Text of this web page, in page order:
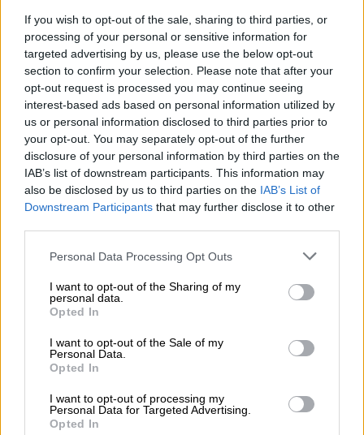
If you wish to opt-out of the sale, sharing to third parties, or
processing of your personal or sensitive information for
targeted advertising by us, please use the below opt-out
section to confirm your selection. Please note that after your
opt-out request is processed you may continue seeing
interest-based ads based on personal information utilized by
us or personal information disclosed to third parties prior to
your opt-out. You may separately opt-out of the further
disclosure of your personal information by third parties on the
IAB’s list of downstream participants. This information may
also be disclosed by us to third parties on the IAB’s List of
Downstream Participants that may further disclose it to other
Please note that this website/app uses one or more Google
not limited to your visit or usage behaviour. You may click to
grant or deny consent to Google and its third-party tags to
use your data for below specified purposes in below Google
consent section.
Personal Data Processing Opt Outs
I want to opt-out of the Sharing of my
personal data.
Opted In
I want to opt-out of the Sale of my
Personal Data.
Opted In
I want to opt-out of processing my
Personal Data for Targeted Advertising.
Opted In
γύρω από τη γήρανση και το τέλος της ζωής,
πρόσθεσε. Όταν οι νεότερες γενιέςδεν
έχουν επαφή ή σχέσεις με ηλικιωμένουςπου
ζουν ενεργές και γεμάτες ζωές, τα
τελευταία στάδια της ζωής στερεοτυπικά
παρουσιάζονται ως περίοδος πόνου,
δυσκολίας και απώλειας. Όσο περισσότερο
οι άνθρωποι πιστεύουν ότι η γήρανση είναι
μόνο κάτι αρνητικό, τόσο χειρότερη μπορεί
είναι πιθανό να φροντίσω τον εαυτό μου»,
είπε. «Τονα εστιάζουμε σε όσα μπορούμε να
ελέγξουμε… βοηθά επίσης πολύ».
Από την άλλη, μιαθετική στάση απέναντι στη
γήρανσημπορεί να οδηγήσει σε πιο υγιή και
του 2002 έδειξε ότι οι άνθρωποι που είχαν
θετική αντίληψη για τη δική τους γήρανση